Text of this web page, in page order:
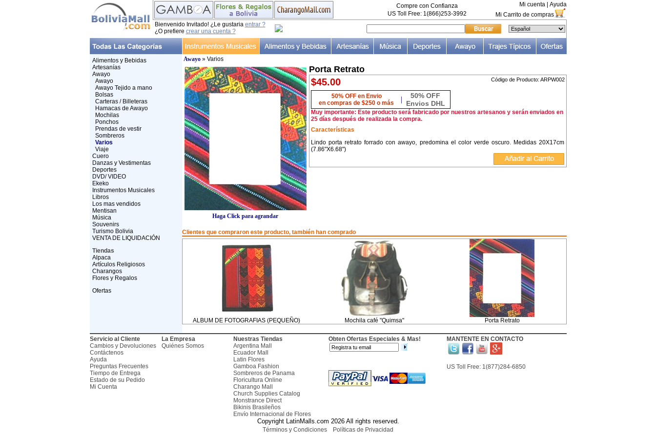
Compre con Confianza
US Toll Free: 1(866)253-3992
Mi cuenta| Ayuda
Mi Carrito de compras
Bienvenido Invitado! ¿Le gustaria entrar ?
¿O prefiere crear una cuenta ?
Alimentos y Bebidas
Artesanías
Awayo
Awayo
Awayo Tejido a mano
Bolsas
Carteras / Billeteras
Hamacas de Awayo
Mochilas
Ponchos
Prendas de vestir
Sombreros
Varios
Viaje
Cuero
Danzas y Vestimentas
Deportes
DVD/ VIDEO
Ekeko
Instrumentos Musicales
Libros
Los mas vendidos
Mentisan
Música
Souvenirs
Turismo Bolivia
VENTA DE LIQUIDACIÓN
Tiendas
Alpaca
Artículos Religiosos
Charangos
Flores y Regalos
Ofertas
Awayo» Varios
Haga Click para agrandar
Porta Retrato
$45.00 Código de Producto: ARPW002
50% OFF en Envio
en compras de $250 o más
|
50% OFF
Envios DHL
Muy importante: Este producto será fabricado por nuestros artesanos y serán enviados en
25 días después de realizada la compra.
Características
Lindo porta retrato forrado con awayo, predomina el color verde oscuro. Medidas 20X17cm
(7.86"X6.68")
Clientes que compraron este producto, también han comprado
ALBUM DE FOTOGRAFIAS (PEQUEÑO) Mochila café "Quimsa" Porta Retrato
Servicio al Cliente
Cambios y Devoluciones
Contáctenos
Ayuda
Preguntas Frecuentes
Tiempo de Entrega
Estado de su Pedido
Mi Cuenta
La Empresa
Quiénes Somos
Nuestras Tiendas
Argentina Mall
Ecuador Mall
Latin Flores
Gamboa Fashion
Sombreros de Panama
Floricultura Online
Charango Mall
Church Supplies Catalog
Monstrance Direct
Bikinis Brasileños
Envío Internacional de Flores
Obten Ofertas Especiales & Mas! MANTENTE EN CONTACTO
US Toll Free: 1(877)284-6850
Copyright LatinMalls.com 2026 All rights reserved.
Términos y Condiciones Políticas de Privacidad